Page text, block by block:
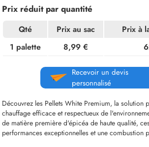
Prix réduit par quantité
Qté Prix au sac
Prix à
1 palette
8,99 €
Recevoir un devis
personnalisé
Découvrez les Pellets White Premium, la solution
chauffage efficace et respectueux de
de matière première d'épicéa de haute qualité,
performances exceptionnelles et une combustion